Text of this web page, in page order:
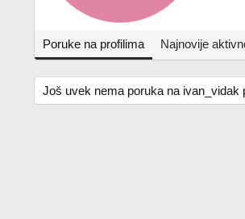
Poruke na profilima Najnovije
Još uvek nema poruka na ivan_vidak